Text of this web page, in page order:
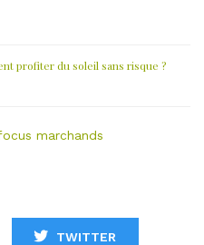
profiter du soleil sans risque ?
marchands
TWITTER